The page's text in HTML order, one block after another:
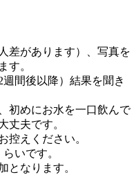
差があります）、写真を
す。
間後以降）結果を聞き
初めにお水を一口飲んで
丈夫です。
控えください。
いです。
なります。